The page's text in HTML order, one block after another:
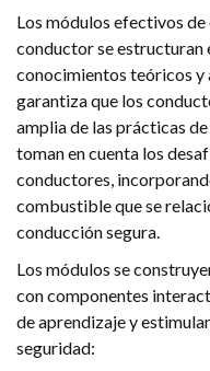
Los módulos efectivos
conductor se estructuran
conocimientos teóricos y
garantiza que los
amplia de las prácticas
toman en cuenta los
conductores,
combustible que se
conducción segura.
Los módulos se
con componentes
de aprendizaje y
seguridad: